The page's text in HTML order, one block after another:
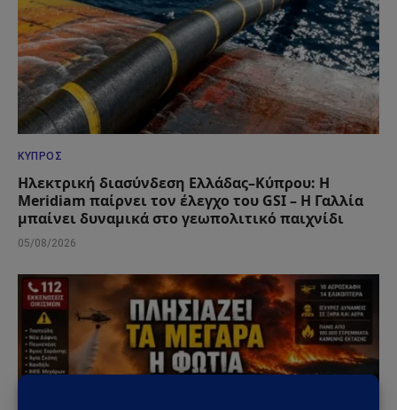
ΚΎΠΡΟΣ
Ηλεκτρική διασύνδεση Ελλάδας–Κύπρου: Η
Meridiam παίρνει τον έλεγχο του GSI – Η Γαλλία
μπαίνει δυναμικά στο γεωπολιτικό παιχνίδι
05/08/2026